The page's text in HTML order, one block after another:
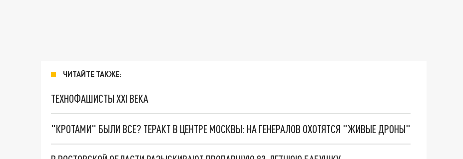
ЧИТАЙТЕ ТАКЖЕ:
ТЕХНОФАШИСТЫ XXI ВЕКА
"КРОТАМИ" БЫЛИ ВСЕ? ТЕРАКТ В ЦЕНТРЕ МОСКВЫ: НА ГЕНЕРАЛОВ ОХОТЯТСЯ "ЖИВЫЕ ДРОНЫ"